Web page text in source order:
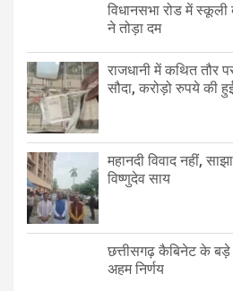
विधानसभा रोड में
ने तोड़ा दम
राजधानी में कथित तौर
सौदा, करोड़ो रुपये की
महानदी विवाद नहीं,
विष्णुदेव साय
छत्तीसगढ़ कैबिनेट के
अहम निर्णय